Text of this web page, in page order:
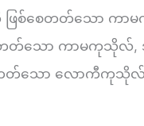
ဖြစ်စေတတ်သော က
တတ်သော ကာမကုသို
တတ်သော လောကီကုသို